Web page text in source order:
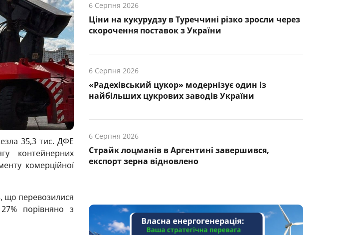
35,3 тис. ДФЕ
контейнерних
комерційної
що перевозилися
порівняно з
6 Серпня 2026
Ціни на кукурудзу в Туреччині різко зросли через
скорочення поставок з України
6 Серпня 2026
«Радехівський цукор» модернізує один із
найбільших цукрових заводів України
6 Серпня 2026
Страйк лоцманів в Аргентині завершився,
експорт зерна відновлено